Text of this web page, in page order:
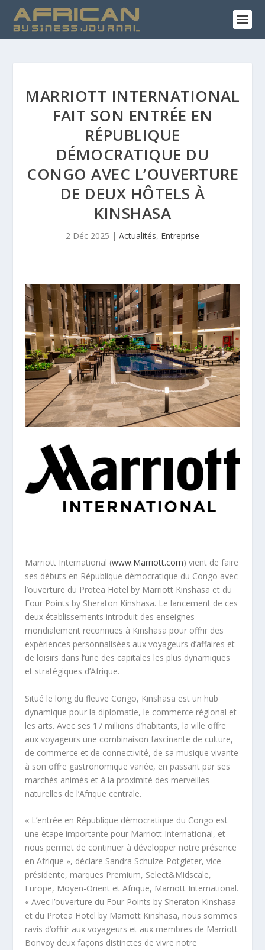
MARRIOTT INTERNATIONAL
FAIT SON ENTRÉE EN
RÉPUBLIQUE
DÉMOCRATIQUE DU
CONGO AVEC L’OUVERTURE
DE DEUX HÔTELS À
KINSHASA
2 Déc 2025 | Actualités, Entreprise
Marriott International (www.Marriott.com) vient de faire
ses débuts en République démocratique du Congo avec
l’ouverture du Protea Hotel by Marriott Kinshasa et du
Four Points by Sheraton Kinshasa. Le lancement de ces
deux établissements introduit des enseignes
mondialement reconnues à Kinshasa pour offrir des
expériences personnalisées aux voyageurs d’affaires et
de loisirs dans l’une des capitales les plus dynamiques
et stratégiques d’Afrique.
Situé le long du fleuve Congo, Kinshasa est un hub
dynamique pour la diplomatie, le commerce régional et
les arts. Avec ses 17 millions d’habitants, la ville offre
aux voyageurs une combinaison fascinante de culture,
de commerce et de connectivité, de sa musique vivante
à son offre gastronomique variée, en passant par ses
marchés animés et à la proximité des merveilles
naturelles de l’Afrique centrale.
« L’entrée en République démocratique du Congo est
une étape importante pour Marriott International, et
nous permet de continuer à développer notre présence
en Afrique », déclare Sandra Schulze-Potgieter, vice-
présidente, marques Premium, Select&Midscale,
Europe, Moyen-Orient et Afrique, Marriott International.
« Avec l’ouverture du Four Points by Sheraton Kinshasa
et du Protea Hotel by Marriott Kinshasa, nous sommes
ravis d’offrir aux voyageurs et aux membres de Marriott
Bonvoy deux façons distinctes de vivre notre